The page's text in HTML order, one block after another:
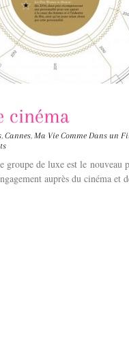
cinéma
, Cannes, Ma Vie Comme Dans un
groupe de luxe est le
auprès du cinéma et